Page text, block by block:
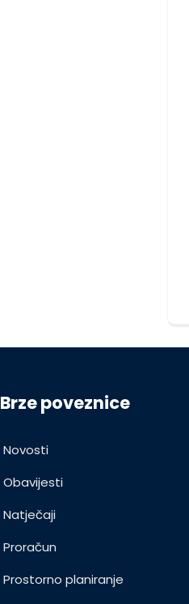
Brze poveznice
Novosti
Obavijesti
Natječaji
Proračun
Prostorno planiranje